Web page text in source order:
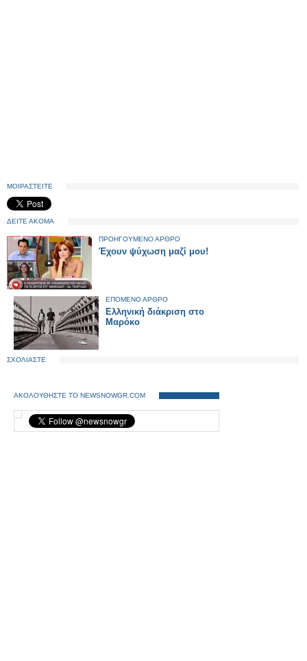
ΜΟΙΡΑΣΤΕΙΤΕ
ΔΕΙΤΕ ΑΚΟΜΑ
ΠΡΟΗΓΟΥΜΕΝΟ ΑΡΘΡΟ
Έχουν ψύχωση μαζί μου!
ΕΠΟΜΕΝΟ ΑΡΘΡΟ
Eλληνική διάκριση στο
Μαρόκο
ΣΧΟΛΙΑΣΤΕ
ΑΚΟΛΟΥΘΗΣΤΕ ΤΟ NEWSNOWGR.COM